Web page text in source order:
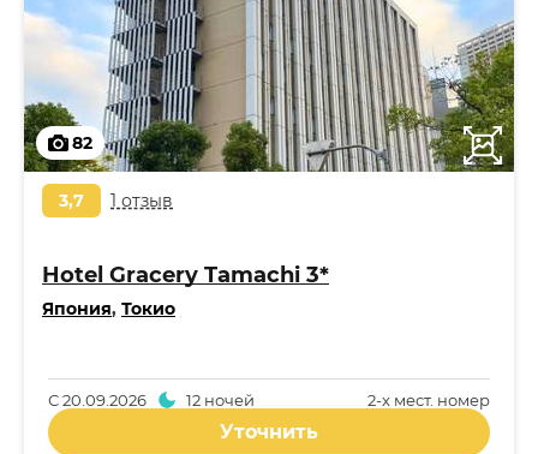
82
3,7 1 отзыв
Hotel Gracery Tamachi 3*
Япония, Токио
2-x мест. номер
С20.09.2026 12 ночей
Уточнить